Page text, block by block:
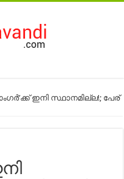
ഇനി സ്ഥാനമില്ല!; പേര്